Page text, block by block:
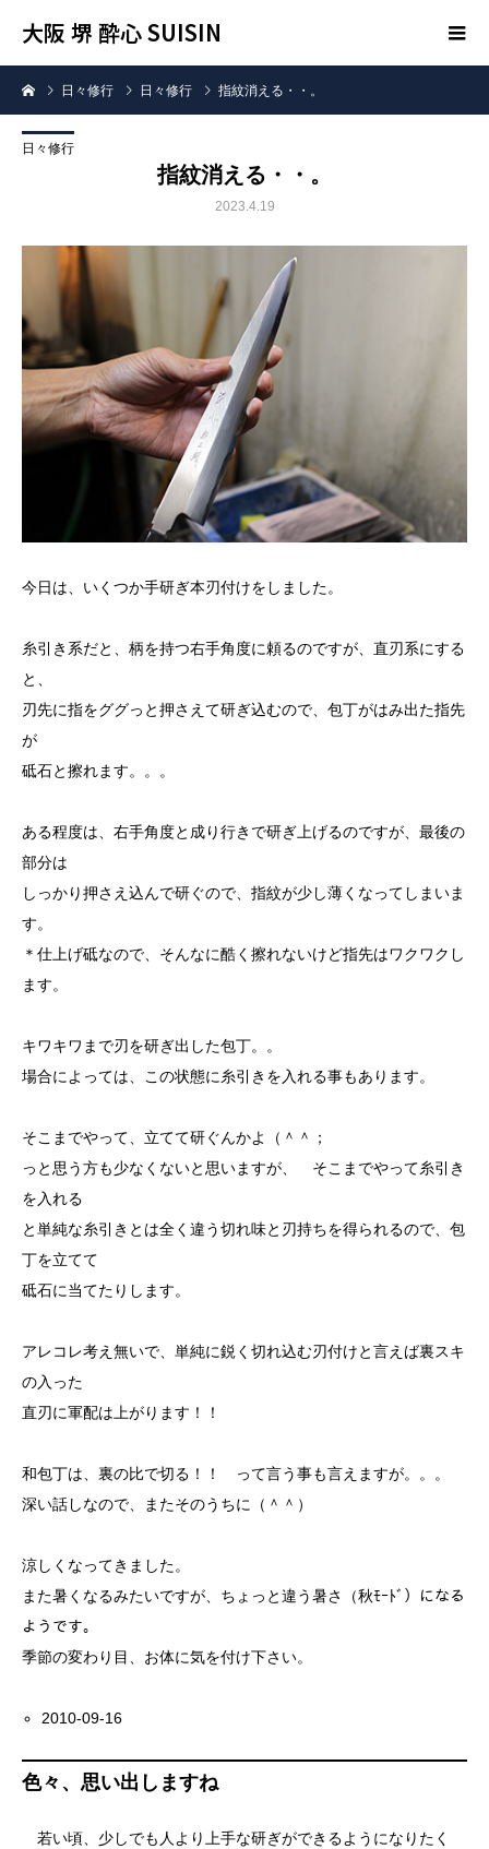
大阪 堺 酔心 SUISIN
日々修行 日々修行 指紋消える・・。
日々修行
指紋消える・・。
2023.4.19
今日は、いくつか手研ぎ本刃付けをしました。
糸引き系だと、柄を持つ右手角度に頼るのですが、直刃系にする
と、
刃先に指をググっと押さえて研ぎ込むので、包丁がはみ出た指先
が
砥石と擦れます。。。
ある程度は、右手角度と成り行きで研ぎ上げるのですが、最後の
部分は
しっかり押さえ込んで研ぐので、指紋が少し薄くなってしまいま
す。
＊仕上げ砥なので、そんなに酷く擦れないけど指先はワクワクし
ます。
キワキワまで刃を研ぎ出した包丁。。
場合によっては、この状態に糸引きを入れる事もあります。
そこまでやって、立てて研ぐんかよ（＾＾；
っと思う方も少なくないと思いますが、 そこまでやって糸引き
を入れる
と単純な糸引きとは全く違う切れ味と刃持ちを得られるので、包
丁を立てて
砥石に当てたりします。
アレコレ考え無いで、単純に鋭く切れ込む刃付けと言えば裏スキ
の入った
直刃に軍配は上がります！！
和包丁は、裏の比で切る！！ って言う事も言えますが。。。
深い話しなので、またそのうちに（＾＾）
涼しくなってきました。
また暑くなるみたいですが、ちょっと違う暑さ（秋ﾓｰﾄﾞ）になる
ようです。
季節の変わり目、お体に気を付け下さい。
2010-09-16
色々、思い出しますね
若い頃、少しでも人より上手な研ぎができるようになりたく